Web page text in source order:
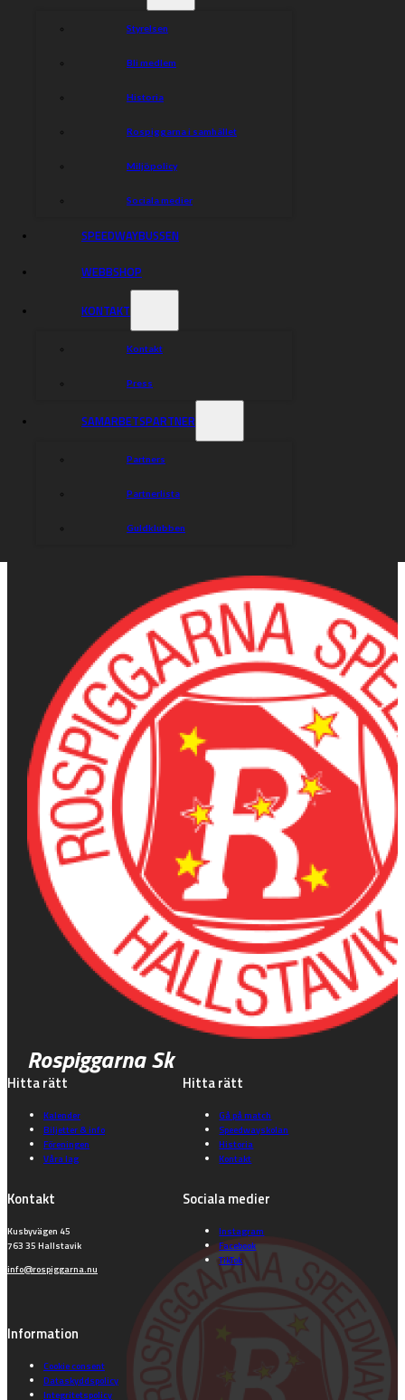
Styrelsen
Bli medlem
Historia
Rospiggarna i samhället
Miljöpolicy
Sociala medier
SPEEDWAYBUSSEN
WEBBSHOP
KONTAKT
Kontakt
Press
SAMARBETSPARTNER
Partners
Partnerlista
Guldklubben
Rospiggarna Sk
Hitta rätt
Kalender
Biljetter & info
Föreningen
Våra lag
Hitta rätt
Gå på match
Speedwayskolan
Historia
Kontakt
Kontakt
Kusbyvägen 45
763 35 Hallstavik
info@rospiggarna.nu
Sociala medier
Instagram
Facebook
TikTok
Information
Cookie consent
Dataskyddspolicy
Integritetspolicy